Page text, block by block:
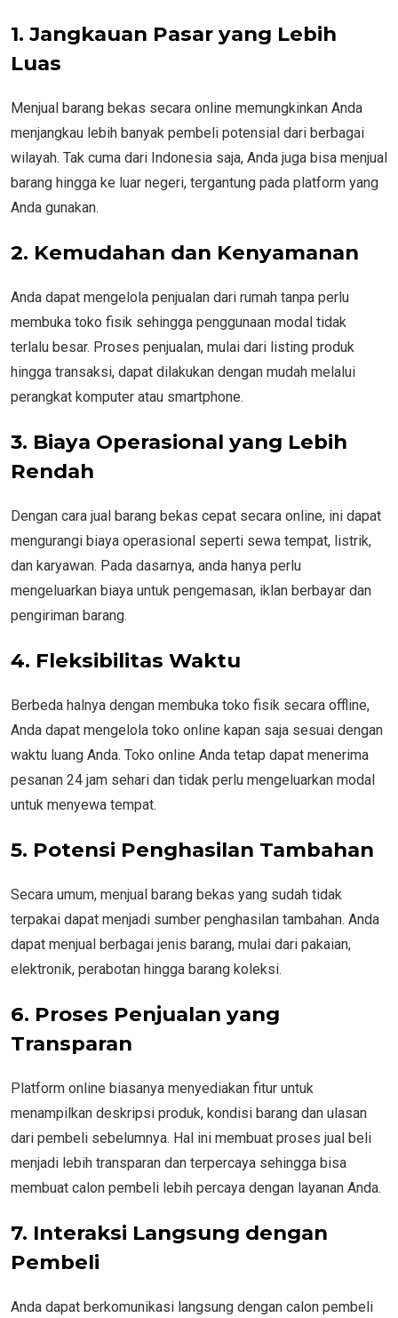
1. Jangkauan Pasar yang Lebih
Luas
Menjual barang bekas secara online memungkinkan Anda
menjangkau lebih banyak pembeli potensial dari berbagai
wilayah. Tak cuma dari Indonesia saja, Anda juga bisa menjual
barang hingga ke luar negeri, tergantung pada platform yang
Anda gunakan.
2. Kemudahan dan Kenyamanan
Anda dapat mengelola penjualan dari rumah tanpa perlu
membuka toko fisik sehingga penggunaan modal tidak
terlalu besar. Proses penjualan, mulai dari listing produk
hingga transaksi, dapat dilakukan dengan mudah melalui
perangkat komputer atau smartphone.
3. Biaya Operasional yang Lebih
Rendah
Dengan cara jual barang bekas cepat secara online, ini dapat
mengurangi biaya operasional seperti sewa tempat, listrik,
dan karyawan. Pada dasarnya, anda hanya perlu
mengeluarkan biaya untuk pengemasan, iklan berbayar dan
pengiriman barang.
4. Fleksibilitas Waktu
Berbeda halnya dengan membuka toko fisik secara offline,
Anda dapat mengelola toko online kapan saja sesuai dengan
waktu luang Anda. Toko online Anda tetap dapat menerima
pesanan 24 jam sehari dan tidak perlu mengeluarkan modal
untuk menyewa tempat.
5. Potensi Penghasilan Tambahan
Secara umum, menjual barang bekas yang sudah tidak
terpakai dapat menjadi sumber penghasilan tambahan. Anda
dapat menjual berbagai jenis barang, mulai dari pakaian,
elektronik, perabotan hingga barang koleksi.
6. Proses Penjualan yang
Transparan
Platform online biasanya menyediakan fitur untuk
menampilkan deskripsi produk, kondisi barang dan ulasan
dari pembeli sebelumnya. Hal ini membuat proses jual beli
menjadi lebih transparan dan terpercaya sehingga bisa
membuat calon pembeli lebih percaya dengan layanan Anda.
7. Interaksi Langsung dengan
Pembeli
Anda dapat berkomunikasi langsung dengan calon pembeli